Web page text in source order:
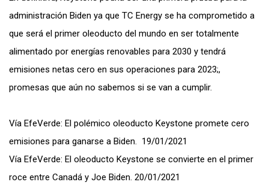
administración Biden ya que TC Energy se ha comprometido a
que será el primer oleoducto del mundo en ser totalmente
alimentado por energías renovables para 2030 y tendrá
emisiones netas cero en sus operaciones para 2023;,
promesas que aún no sabemos si se van a cumplir.
Vía EfeVerde: El polémico oleoducto Keystone promete cero
emisiones para ganarse a Biden. 19/01/2021
Vía EfeVerde: El oleoducto Keystone se convierte en el primer
roce entre Canadá y Joe Biden. 20/01/2021